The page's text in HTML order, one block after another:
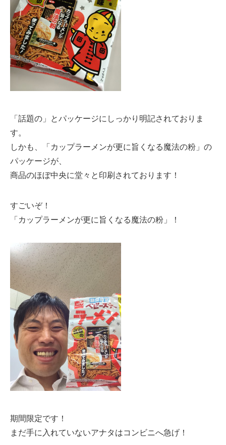
「話題の」とパッケージにしっかり明記されておりま
す。
しかも、「カップラーメンが更に旨くなる魔法の粉」の
パッケージが、
商品のほぼ中央に堂々と印刷されております！
すごいぞ！
「カップラーメンが更に旨くなる魔法の粉」！
期間限定です！
まだ手に入れていないアナタはコンビニへ急げ！